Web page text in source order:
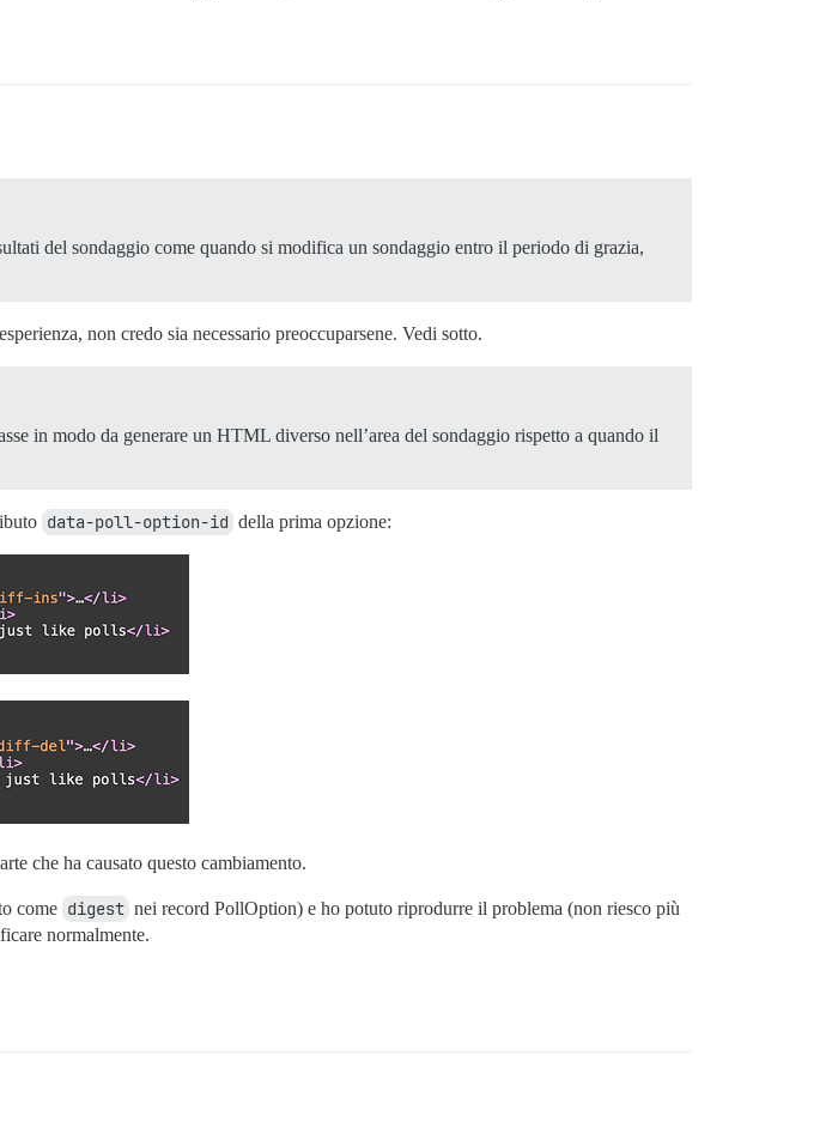
del sondaggio come quando si modifica un sondaggio entro il periodo di grazia,
non credo sia necessario preoccuparsene. Vedi sotto.
in modo da generare un HTML diverso nell’area del sondaggio rispetto a quando il
data-poll-option-id della prima opzione:
che ha causato questo cambiamento.
come digest nei record PollOption) e ho potuto riprodurre il problema (non riesco più
normalmente.